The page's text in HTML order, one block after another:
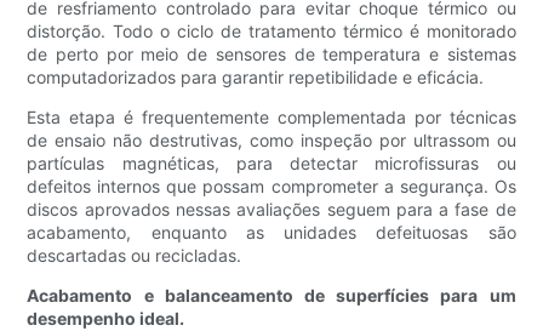
de resfriamento controlado para evitar choque térmico ou
distorção. Todo o ciclo de tratamento térmico é monitorado
de perto por meio de sensores de temperatura e sistemas
computadorizados para garantir repetibilidade e eficácia.
Esta etapa é frequentemente complementada por técnicas
de ensaio não destrutivas, como inspeção por ultrassom ou
partículas magnéticas, para detectar microfissuras ou
defeitos internos que possam comprometer a segurança. Os
discos aprovados nessas avaliações seguem para a fase de
acabamento, enquanto as unidades defeituosas são
descartadas ou recicladas.
Acabamento e balanceamento de superfícies para um
desempenho ideal.